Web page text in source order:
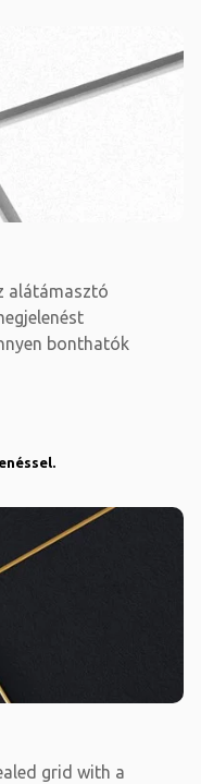
alátámasztó
bonthatók
grid with a